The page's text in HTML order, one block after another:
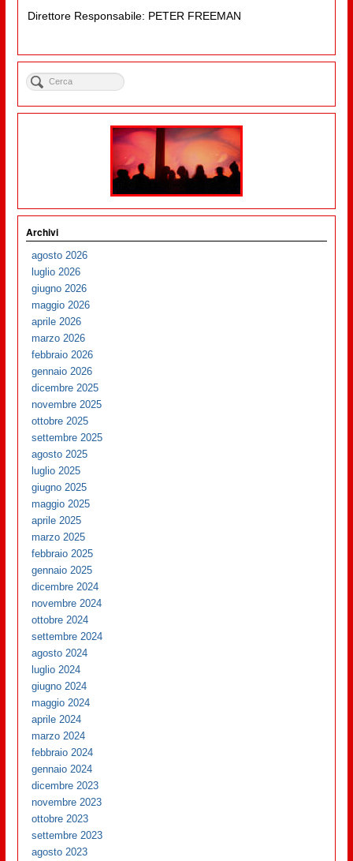
Direttore Responsabile: PETER FREEMAN
Archivi
agosto 2026
luglio 2026
giugno 2026
maggio 2026
aprile 2026
marzo 2026
febbraio 2026
gennaio 2026
dicembre 2025
novembre 2025
ottobre 2025
settembre 2025
agosto 2025
luglio 2025
giugno 2025
maggio 2025
aprile 2025
marzo 2025
febbraio 2025
gennaio 2025
dicembre 2024
novembre 2024
ottobre 2024
settembre 2024
agosto 2024
luglio 2024
giugno 2024
maggio 2024
aprile 2024
marzo 2024
febbraio 2024
gennaio 2024
dicembre 2023
novembre 2023
ottobre 2023
settembre 2023
agosto 2023